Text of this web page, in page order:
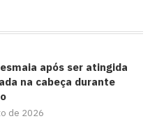
após ser atingida
na cabeça durante
de 2026